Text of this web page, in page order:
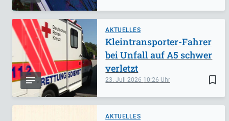
AKTUELLES
bookmark_border
23. Juli 2026 10:26
Kleintransporter-Fahrer
bei Unfall auf A5 schwer
verletzt
AKTUELLES